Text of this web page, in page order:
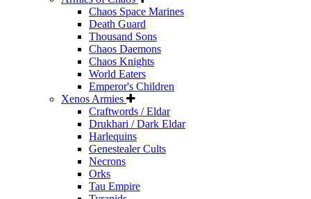
Chaos Space Marines
Death Guard
Thousand Sons
Chaos Daemons
Chaos Knights
World Eaters
Emperor's Children
Xenos Armies
Craftwords / Eldar
Drukhari / Dark Eldar
Harlequins
Genestealer Cults
Necrons
Orks
Tau Empire